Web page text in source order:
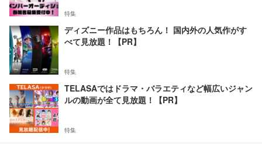
特集
ディズニー作品はもちろん！ 国内外の人気作がす
べて見放題！【PR】
特集
TELASAではドラマ・バラエティなど幅広いジャン
ルの動画が全て見放題！【PR】
特集